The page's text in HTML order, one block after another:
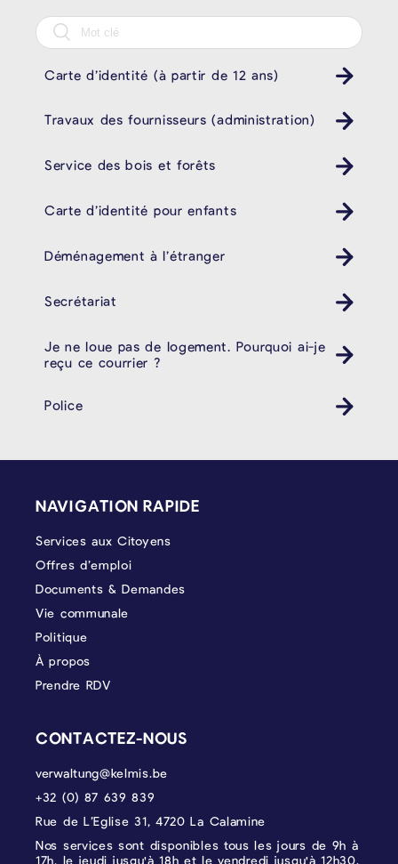
Carte d’identité (à partir de 12 ans)
Travaux des fournisseurs (administration)
Service des bois et forêts
Carte d’identité pour enfants
Déménagement à l’étranger
Secrétariat
Je ne loue pas de logement. Pourquoi ai-je
reçu ce courrier ?
Police
NAVIGATION RAPIDE
Services aux Citoyens
Offres d’emploi
Documents & Demandes
Vie communale
Politique
À propos
Prendre RDV
CONTACTEZ-NOUS
verwaltung@kelmis.be
+32 (0) 87 639 839
Rue de L’Eglise 31, 4720 La Calamine
Nos services sont disponibles tous les jours de 9h à
17h, le jeudi jusqu'à 18h et le vendredi jusqu'à 12h30.